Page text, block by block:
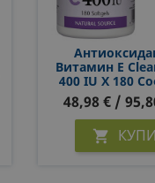
Витамин E
400 IU Х 180
Капсули
48,98 € /
 КУПИ